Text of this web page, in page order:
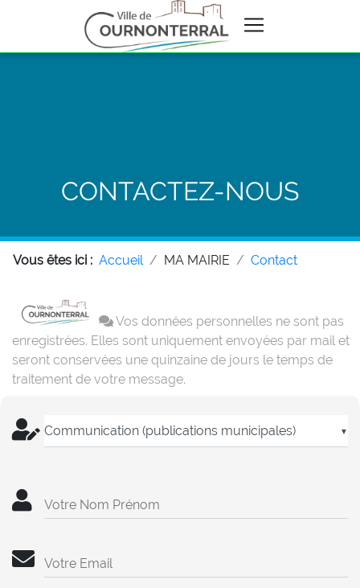
CONTACTEZ-NOUS
Vous êtes ici : Accueil MA MAIRIE Contact
Vos données personnelles ne sont pas
enregistrées. Elles sont uniquement envoyées par mail et
seront conservées une quinzaine de jours le temps de
traitement de votre message.
▼
Votre Nom Prénom
Votre Email